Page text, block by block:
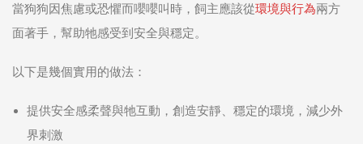
當狗狗因焦慮或恐懼而嚶嚶叫時，飼主應該從環境與行為兩方
面著手，幫助牠感受到安全與穩定。
以下是幾個實用的做法：
提供安全感柔聲與牠互動，創造安靜、穩定的環境，減少外
界刺激